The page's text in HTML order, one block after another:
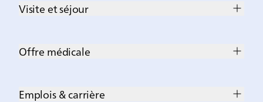
Visite et séjour
Offre médicale
Emplois & carrière